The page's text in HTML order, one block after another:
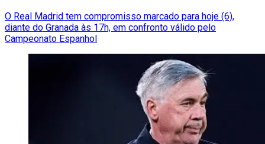
O Real Madrid tem compromisso marcado para hoje (6),
diante do Granada às 17h, em confronto válido pelo
Campeonato Espanhol